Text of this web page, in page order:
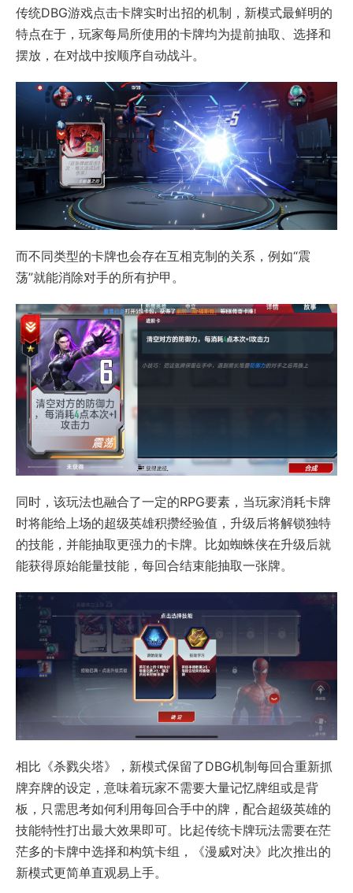
传统DBG游戏点击卡牌实时出招的机制，新模式最鲜明的
特点在于，玩家每局所使用的卡牌均为提前抽取、选择和
摆放，在对战中按顺序自动战斗。
而不同类型的卡牌也会存在互相克制的关系，例如“震
荡”就能消除对手的所有护甲。
同时，该玩法也融合了一定的RPG要素，当玩家消耗卡牌
时将能给上场的超级英雄积攒经验值，升级后将解锁独特
的技能，并能抽取更强力的卡牌。比如蜘蛛侠在升级后就
能获得原始能量技能，每回合结束能抽取一张牌。
相比《杀戮尖塔》，新模式保留了DBG机制每回合重新抓
牌弃牌的设定，意味着玩家不需要大量记忆牌组或是背
板，只需思考如何利用每回合手中的牌，配合超级英雄的
技能特性打出最大效果即可。比起传统卡牌玩法需要在茫
茫多的卡牌中选择和构筑卡组，《漫威对决》此次推出的
新模式更简单直观易上手。